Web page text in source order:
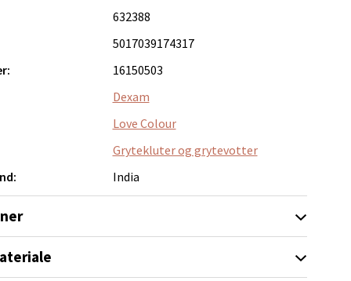
632388
5017039174317
16150503
Dexam
Love Colour
Grytekluter og grytevotter
India